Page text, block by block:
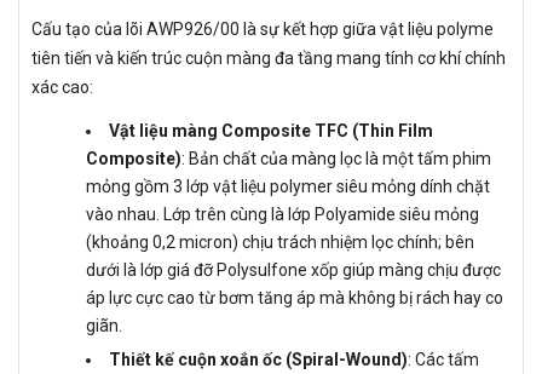
Cấu tạo của lõi AWP926/00 là sự kết hợp giữa vật liệu polyme
tiên tiến và kiến trúc cuộn màng đa tầng mang tính cơ khí chính
xác cao:
Vật liệu màng Composite TFC (Thin Film
Composite): Bản chất của màng lọc là một tấm phim
mỏng gồm 3 lớp vật liệu polymer siêu mỏng dính chặt
vào nhau. Lớp trên cùng là lớp Polyamide siêu mỏng
(khoảng 0,2 micron) chịu trách nhiệm lọc chính; bên
dưới là lớp giá đỡ Polysulfone xốp giúp màng chịu được
áp lực cực cao từ bơm tăng áp mà không bị rách hay co
giãn.
Thiết kế cuộn xoắn ốc (Spiral-Wound): Các tấm